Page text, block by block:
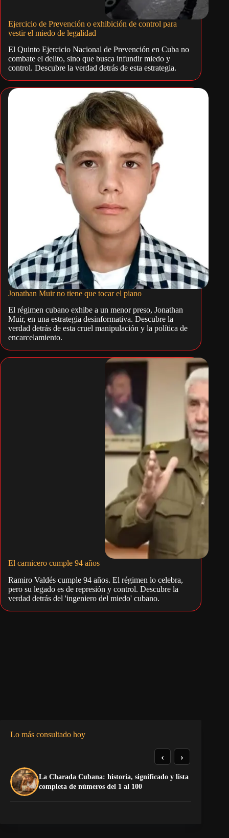
Ejercicio de Prevención o exhibición de control para
vestir el miedo de legalidad
El Quinto Ejercicio Nacional de Prevención en Cuba no
combate el delito, sino que busca infundir miedo y
control. Descubre la verdad detrás de esta estrategia.
Jonathan Muir no tiene que tocar el piano
El régimen cubano exhibe a un menor preso, Jonathan
Muir, en una estrategia desinformativa. Descubre la
verdad detrás de esta cruel manipulación y la política de
encarcelamiento.
El carnicero cumple 94 años
Ramiro Valdés cumple 94 años. El régimen lo celebra,
pero su legado es de represión y control. Descubre la
verdad detrás del 'ingeniero del miedo' cubano.
Lo más consultado hoy
La Charada Cubana: historia, significado y lista
completa de números del 1 al 100
‹ ›